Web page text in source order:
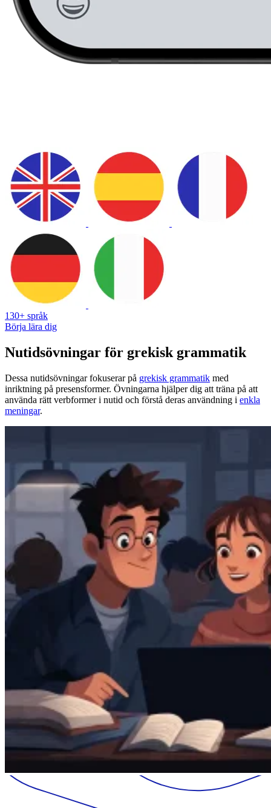
130+ språk
Börja lära dig
Nutidsövningar för grekisk grammatik
Dessa nutidsövningar fokuserar på grekisk grammatik med
inriktning på presensformer. Övningarna hjälper dig att träna på att
använda rätt verbformer i nutid och förstå deras användning i enkla
meningar.